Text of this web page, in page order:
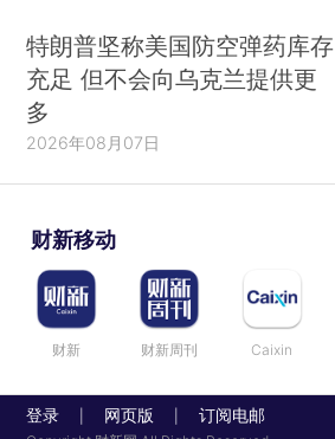
特朗普坚称美国防空弹药库存
充足 但不会向乌克兰提供更
多
2026年08月07日
财新移动
财新 财新周刊 Caixin
登录 网页版 订阅电邮